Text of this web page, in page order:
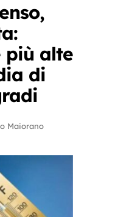
più alte
di
Maiorano